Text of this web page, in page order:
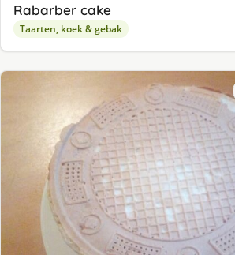
Rabarber cake
Taarten, koek & gebak